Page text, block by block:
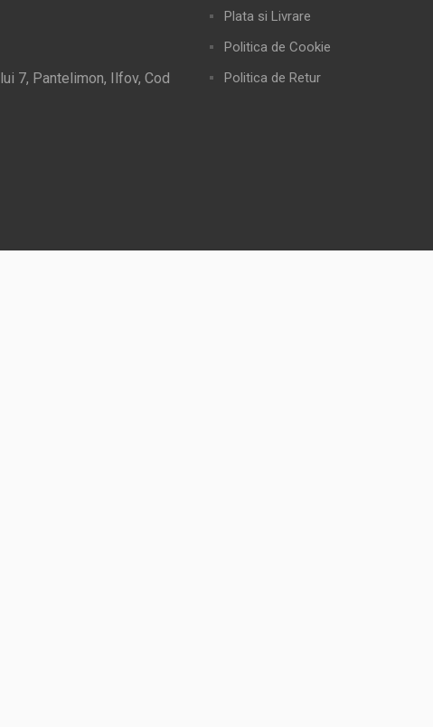
7, Pantelimon, Ilfov, Cod
Plata si Livrare
Politica de Cookie
Politica de Retur